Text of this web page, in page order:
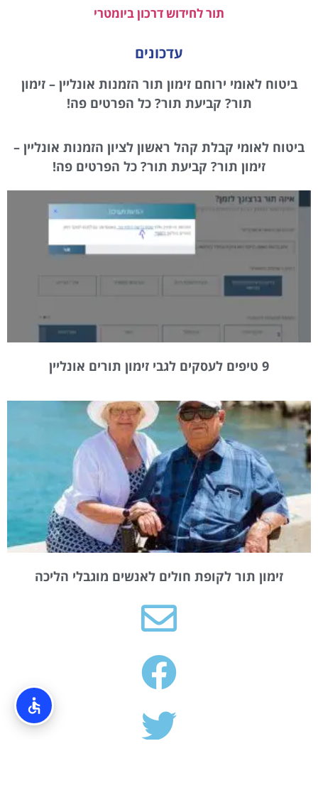
תור לחידוש דרכון ביומטרי
עדכונים
ביטוח לאומי ירוחם זימון תור הזמנות אונליין – זימון
תור? קביעת תור? כל הפרטים פה!
ביטוח לאומי קבלת קהל ראשון לציון הזמנות אונליין –
זימון תור? קביעת תור? כל הפרטים פה!
9 טיפים לעסקים לגבי זימון תורים אונליין
זימון תור לקופת חולים לאנשים מוגבלי הליכה